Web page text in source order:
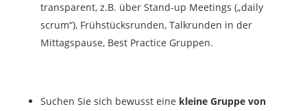
transparent, z.B. über Stand-up Meetings („daily
scrum“), Frühstücksrunden, Talkrunden in der
Mittagspause, Best Practice Gruppen.
Suchen Sie sich bewusst eine kleine Gruppe von